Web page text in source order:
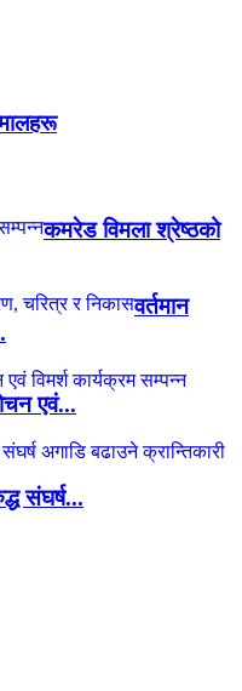
कमरेड विमला श्रेष्ठको
वर्तमान
एवं...
संघर्ष...